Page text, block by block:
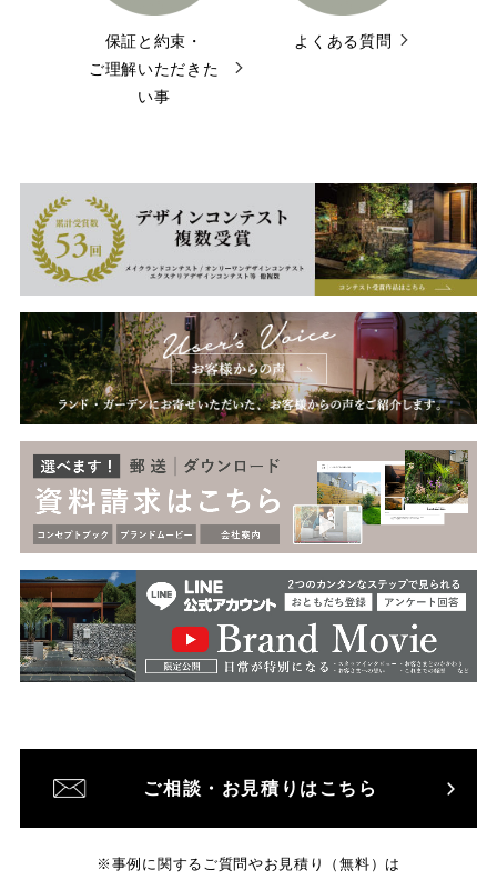
保証と約束・
ご理解いただきた
い事
よくある質問
ご相談・お見積りはこちら
※事例に関するご質問やお見積り（無料）は